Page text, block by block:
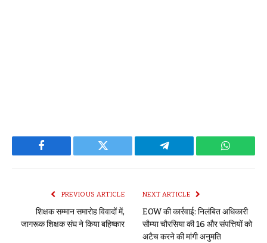
Facebook Twitter Telegram
PREVIOUS ARTICLE
शिक्षक सम्मान समारोह विवादों में,
जागरूक शिक्षक संघ ने किया बहिष्कार
NEXT ARTICLE
EOW की कार्रवाई: निलंबित अधिकारी
सौम्या चौरसिया की 16 और संपत्तियों को
अटैच करने की मांगी अनुमति